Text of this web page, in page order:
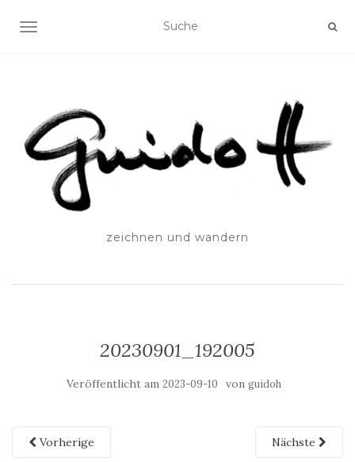
SCHALTE NAVIGATION
zeichnen und wandern
20230901_192005
Veröffentlicht am 2023-09-10 von guidoh
Vorherige Nächste